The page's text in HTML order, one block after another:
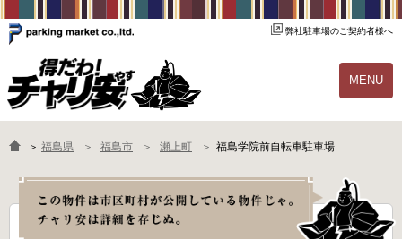
弊社駐車場のご契約者様へ
MENU
物件一覧 ご契約の流れ
よくあるご質問 駐輪場オーナー様へ
＞ 福島県 福島市 瀬上町 福島学院前自転車駐車場